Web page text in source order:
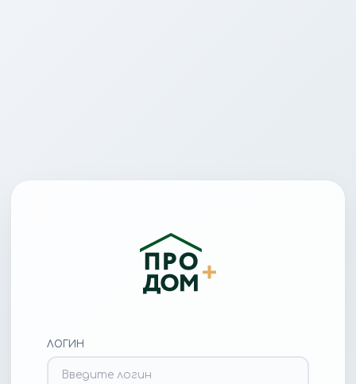
ЛОГИН